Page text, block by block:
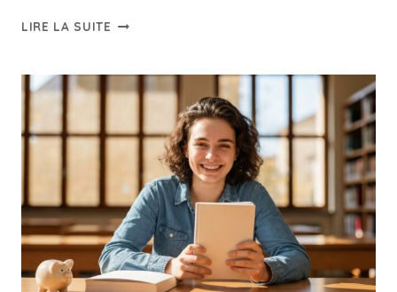
LIRE LA SUITE ENQUÊTE
ÉCHOUENT
ET
L'ÉTAT
DES
TOILETTES